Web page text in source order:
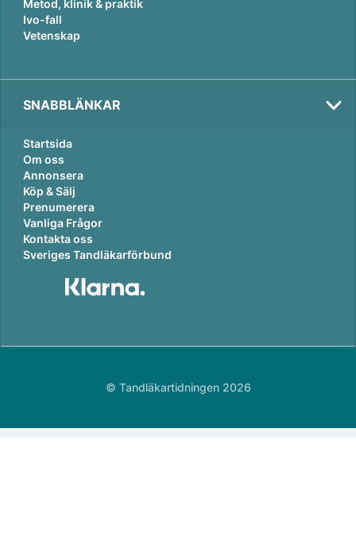
Metod, klinik & praktik
Ivo-fall
Vetenskap
SNABBLÄNKAR
Startsida
Om oss
Annonsera
Köp & Sälj
Prenumerera
Vanliga Frågor
Kontakta oss
Sveriges Tandläkarförbund
© Tandläkartidningen 2026